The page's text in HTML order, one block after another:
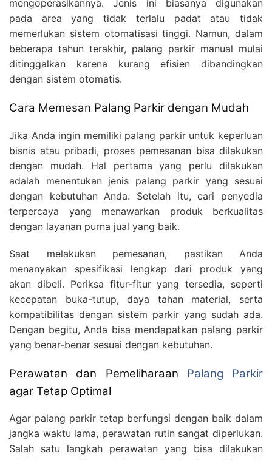
mengoperasikannya. Jenis ini biasanya digunakan
pada area yang tidak terlalu padat atau tidak
memerlukan sistem otomatisasi tinggi. Namun, dalam
beberapa tahun terakhir, palang parkir manual mulai
ditinggalkan karena kurang efisien dibandingkan
dengan sistem otomatis.
Cara Memesan Palang Parkir dengan Mudah
Jika Anda ingin memiliki palang parkir untuk keperluan
bisnis atau pribadi, proses pemesanan bisa dilakukan
dengan mudah. Hal pertama yang perlu dilakukan
adalah menentukan jenis palang parkir yang sesuai
dengan kebutuhan Anda. Setelah itu, cari penyedia
terpercaya yang menawarkan produk berkualitas
dengan layanan purna jual yang baik.
Saat melakukan pemesanan, pastikan Anda
menanyakan spesifikasi lengkap dari produk yang
akan dibeli. Periksa fitur-fitur yang tersedia, seperti
kecepatan buka-tutup, daya tahan material, serta
kompatibilitas dengan sistem parkir yang sudah ada.
Dengan begitu, Anda bisa mendapatkan palang parkir
yang benar-benar sesuai dengan kebutuhan.
Perawatan dan Pemeliharaan Palang Parkir
agar Tetap Optimal
Agar palang parkir tetap berfungsi dengan baik dalam
jangka waktu lama, perawatan rutin sangat diperlukan.
Salah satu langkah perawatan yang bisa dilakukan